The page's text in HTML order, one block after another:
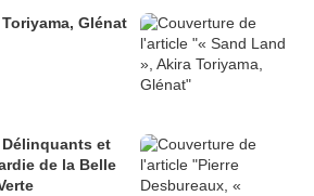
Glénat
Délinquants et
de la Belle